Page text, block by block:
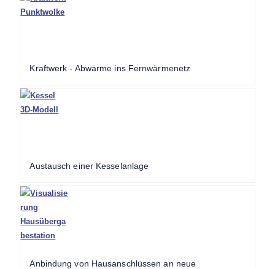
Kraftwerk - Abwärme ins Fernwärmenetz
Austausch einer Kesselanlage
Anbindung von Hausanschlüssen an neue